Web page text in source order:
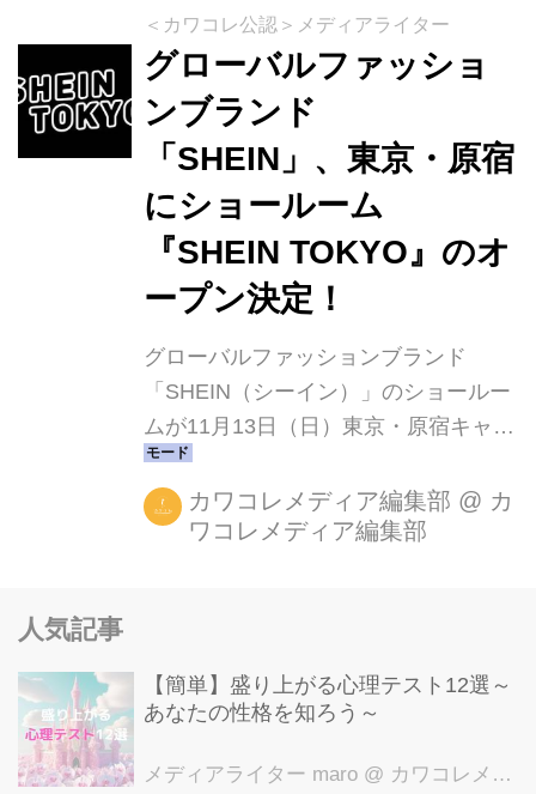
＜カワコレ公認＞メディアライター
グローバルファッショ
ンブランド
「SHEIN」、東京・原宿
にショールーム
『SHEIN TOKYO』のオ
ープン決定！
グローバルファッションブランド
「SHEIN（シーイン）」のショールー
ムが11月13日（日）東京・原宿キャッ
トストリートにオープンします。 ショ
ールームでは、日本市場のニーズにマ
ッチしたアイテム及びスタイリングを
とができます。 ※ショールーム内で
は、商品の販売は行っておりません。
ションブランド「SHEIN」は、Webサ
カワコレメディア編集部 @ カ
ワコレメディア編集部
人気記事
【簡単】盛り上がる心理テスト12選～
あなたの性格を知ろう～
メディアライター maro @ カワコレメディア編集部